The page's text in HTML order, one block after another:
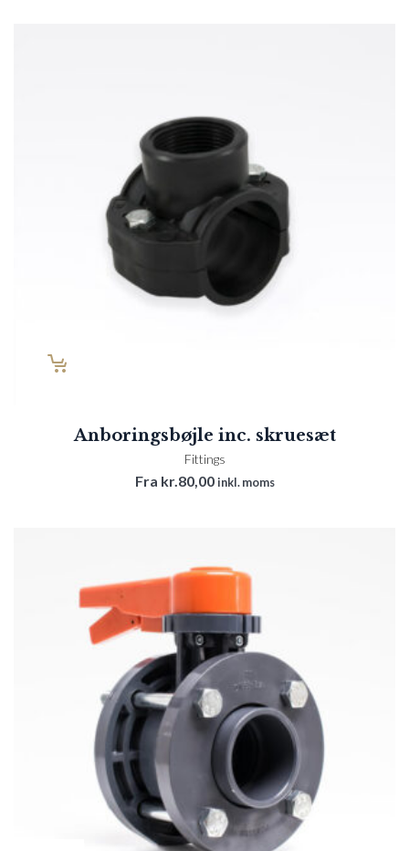
Anboringsbøjle inc. skruesæt
Fittings
Fra kr.80,00 inkl. moms